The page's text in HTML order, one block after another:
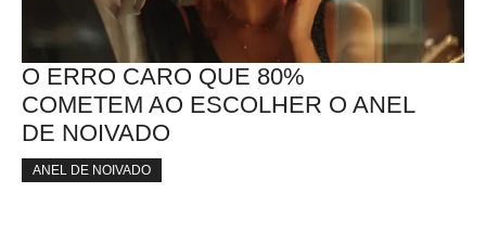
O ERRO CARO QUE 80%
COMETEM AO ESCOLHER O ANEL
DE NOIVADO
ANEL DE NOIVADO